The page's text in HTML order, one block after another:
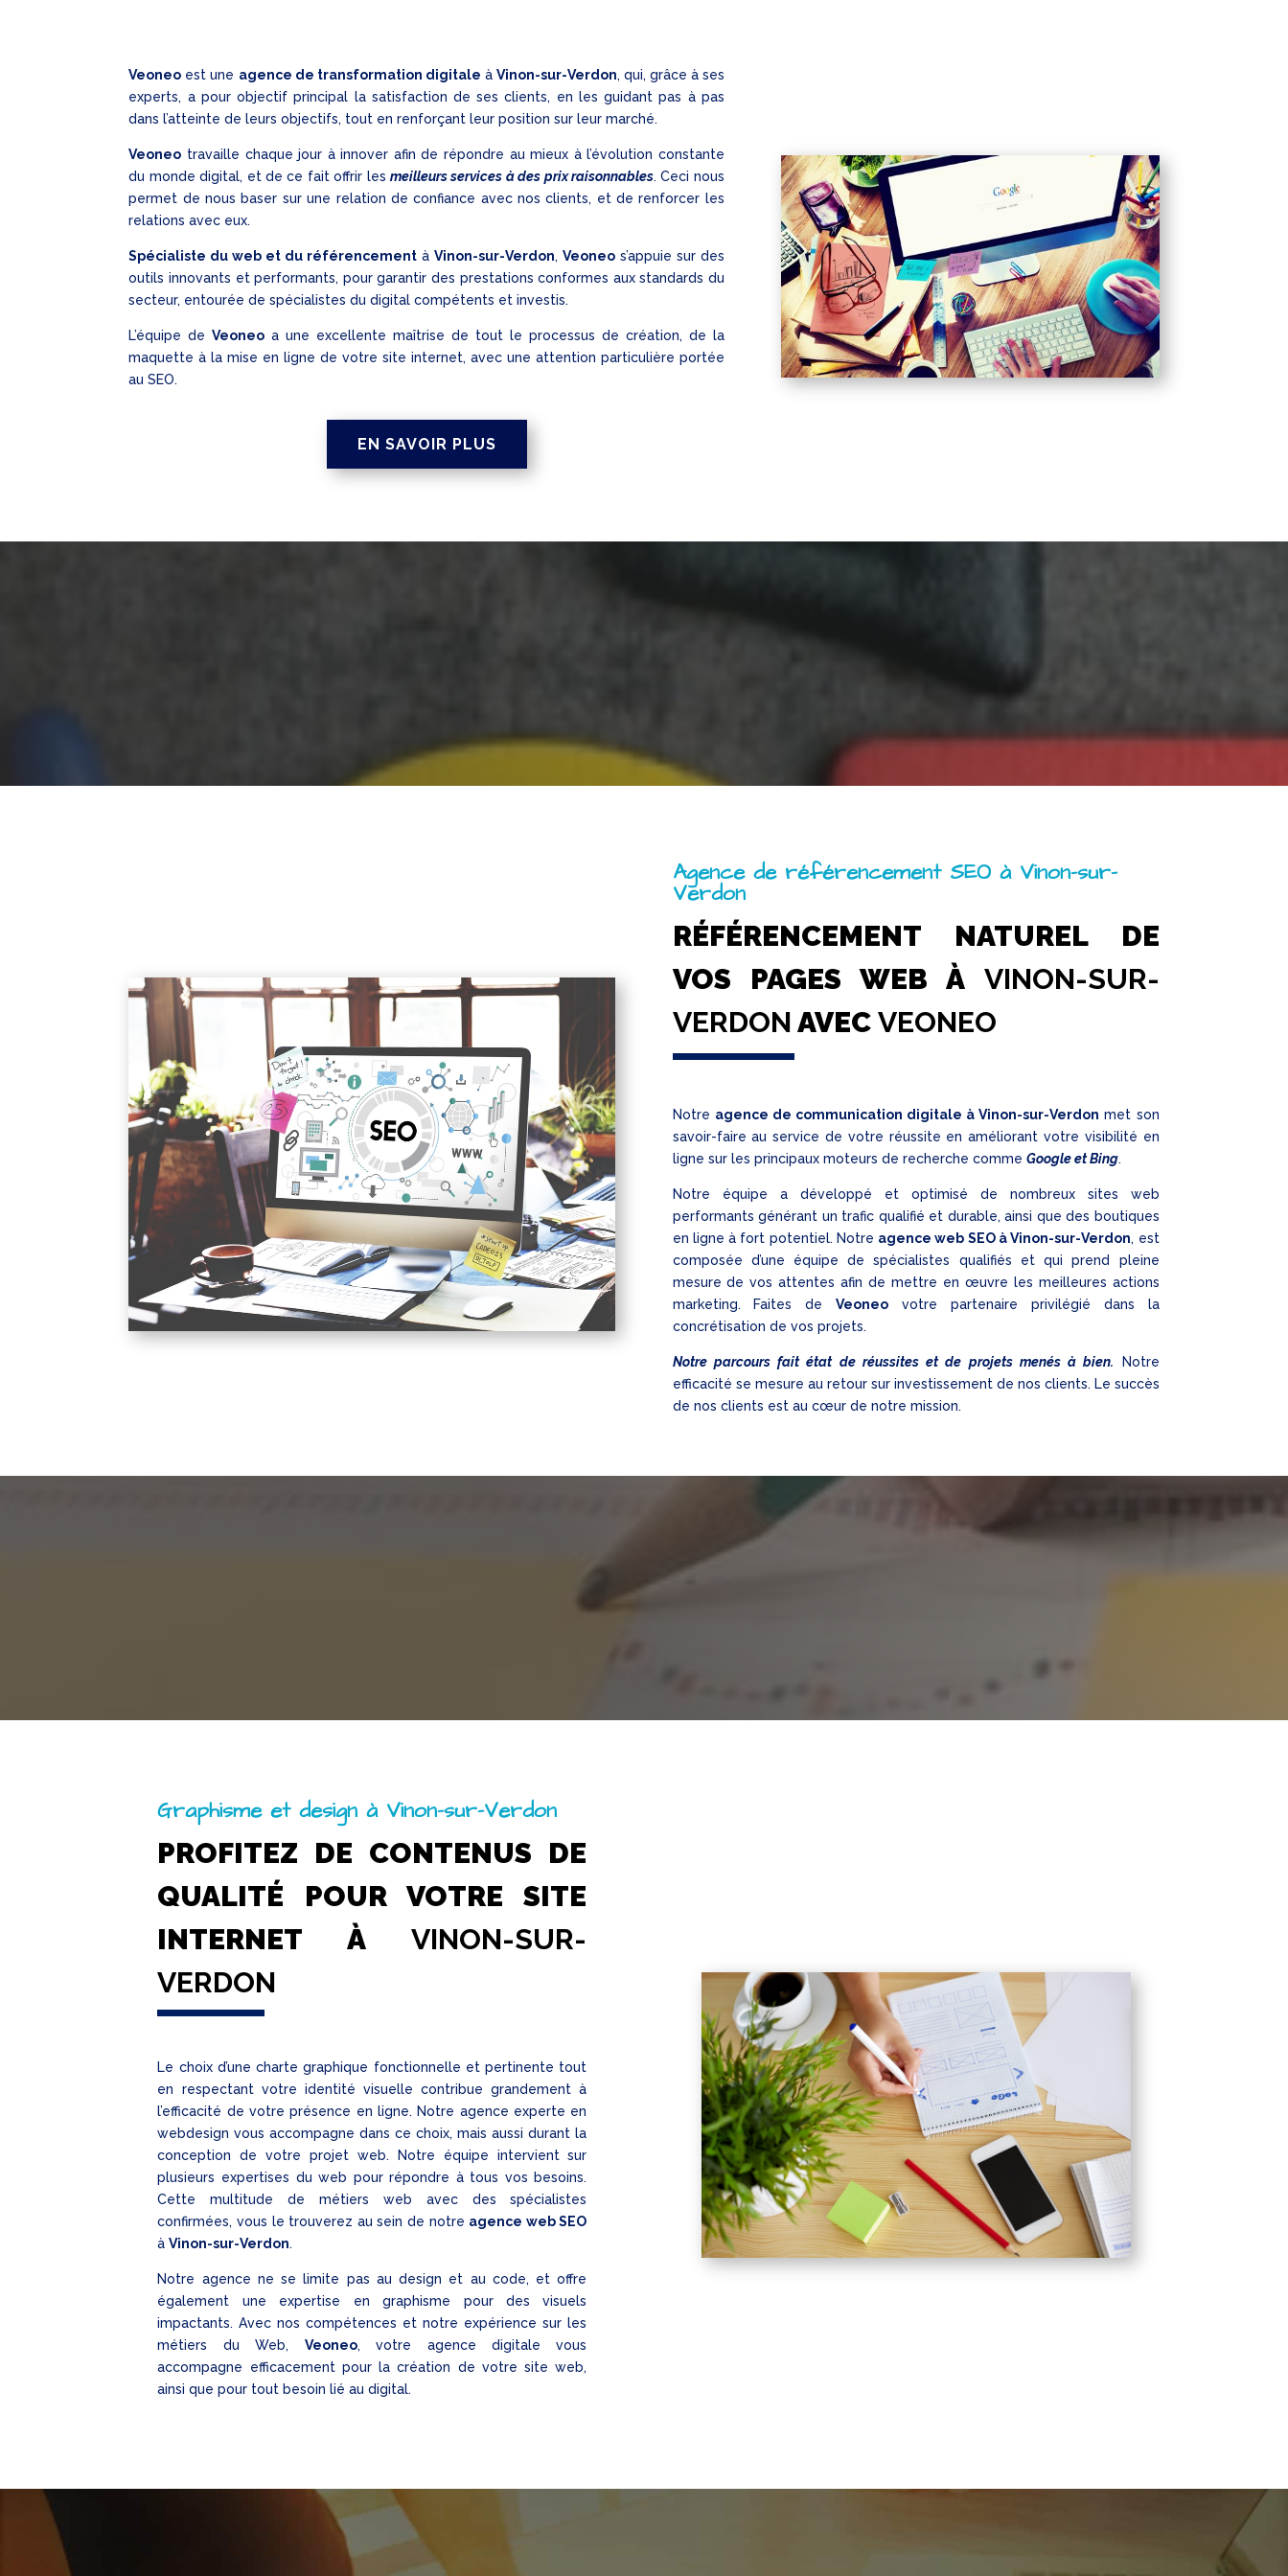
Veoneo est une agence de transformation digitale à Vinon-sur-Verdon, qui, grâce à ses
experts, a pour objectif principal la satisfaction de ses clients, en les guidant pas à pas
dans l’atteinte de leurs objectifs, tout en renforçant leur position sur leur marché.
Veoneo travaille chaque jour à innover afin de répondre au mieux à l’évolution constante
du monde digital, et de ce fait offrir lesmeilleurs services à des prix raisonnables. Ceci nous
permet de nous baser sur une relation de confiance avec nos clients, et de renforcer les
relations avec eux.
Spécialiste du web et du référencement àVinon-sur-Verdon,Veoneo s’appuie sur des
outils innovants et performants, pour garantir des prestations conformes aux standards du
secteur, entourée de spécialistes du digital compétents et investis.
L’équipe deVeoneo a une excellente maîtrise de tout le processus de création, de la
maquette à la mise en ligne de votre site internet, avec une attention particulière portée
au SEO.
EN SAVOIR PLUS
Agence de référencement SEO à Vinon-sur-
Verdon
RÉFÉRENCEMENT NATUREL DE
VOS PAGES WEB À VINON-SUR-
VERDON AVEC VEONEO
Notre agence de communication digitale à Vinon-sur-Verdon met son
savoir-faire au service de votre réussite en améliorant votre visibilité en
ligne sur les principaux moteurs de recherche comme Google et Bing.
Notre équipe a développé et optimisé de nombreux sites web
performants générant un trafic qualifié et durable, ainsi que des boutiques
en ligne à fort potentiel. Notre agence web SEO à Vinon-sur-Verdon, est
composée d’une équipe de spécialistes qualifiés et qui prend pleine
mesure de vos attentes afin de mettre en œuvre les meilleures actions
marketing. Faites deVeoneo votre partenaire privilégié dans la
concrétisation de vos projets.
Notre parcours fait état de réussites et de projets menés à bien. Notre
efficacité se mesure au retour sur investissement de nos clients. Le succès
de nos clients est au cœur de notre mission.
Graphisme et design à Vinon-sur-Verdon
PROFITEZ DE CONTENUS DE
QUALITÉ POUR VOTRE SITE
INTERNET ÀVINON-SUR-
VERDON
Le choix d’une charte graphique fonctionnelle et pertinente tout
en respectant votre identité visuelle contribue grandement à
l’efficacité de votre présence en ligne. Notre agence experte en
webdesign vous accompagne dans ce choix, mais aussi durant la
conception de votre projet web. Notre équipe intervient sur
plusieurs expertises du web pour répondre à tous vos besoins.
Cette multitude de métiers web avec des spécialistes
confirmées, vous le trouverez au sein de notre agence web SEO
àVinon-sur-Verdon.
Notre agence ne se limite pas au design et au code, et offre
également une expertise en graphisme pour des visuels
impactants. Avec nos compétences et notre expérience sur les
métiers du Web, Veoneo, votre agence digitale vous
accompagne efficacement pour la création de votre site web,
ainsi que pour tout besoin lié au digital.